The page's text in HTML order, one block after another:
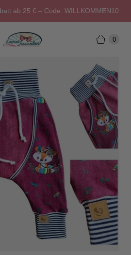
ab 25 € – Code: WILLKOMMEN10
0